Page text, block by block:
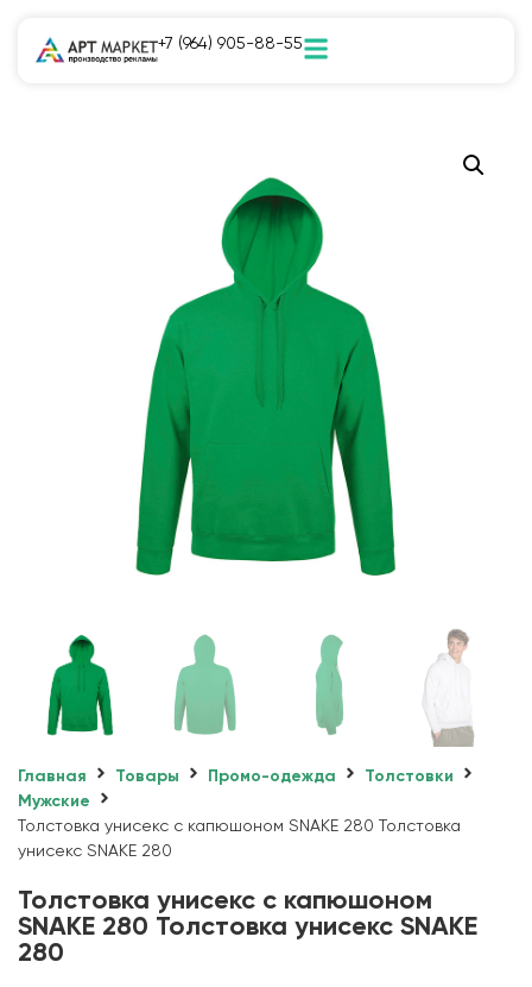
+7 (964) 905-88-55
Главная Товары Промо-одежда
Толстовки
Мужские
Толстовка унисекс с капюшоном SNAKE 280 Толстовка
унисекс SNAKE 280
Толстовка унисекс с капюшоном
SNAKE 280 Толстовка унисекс SNAKE
280